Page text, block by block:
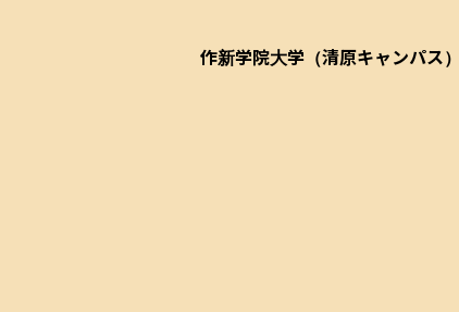
作新学院大学（清原キャンパス）